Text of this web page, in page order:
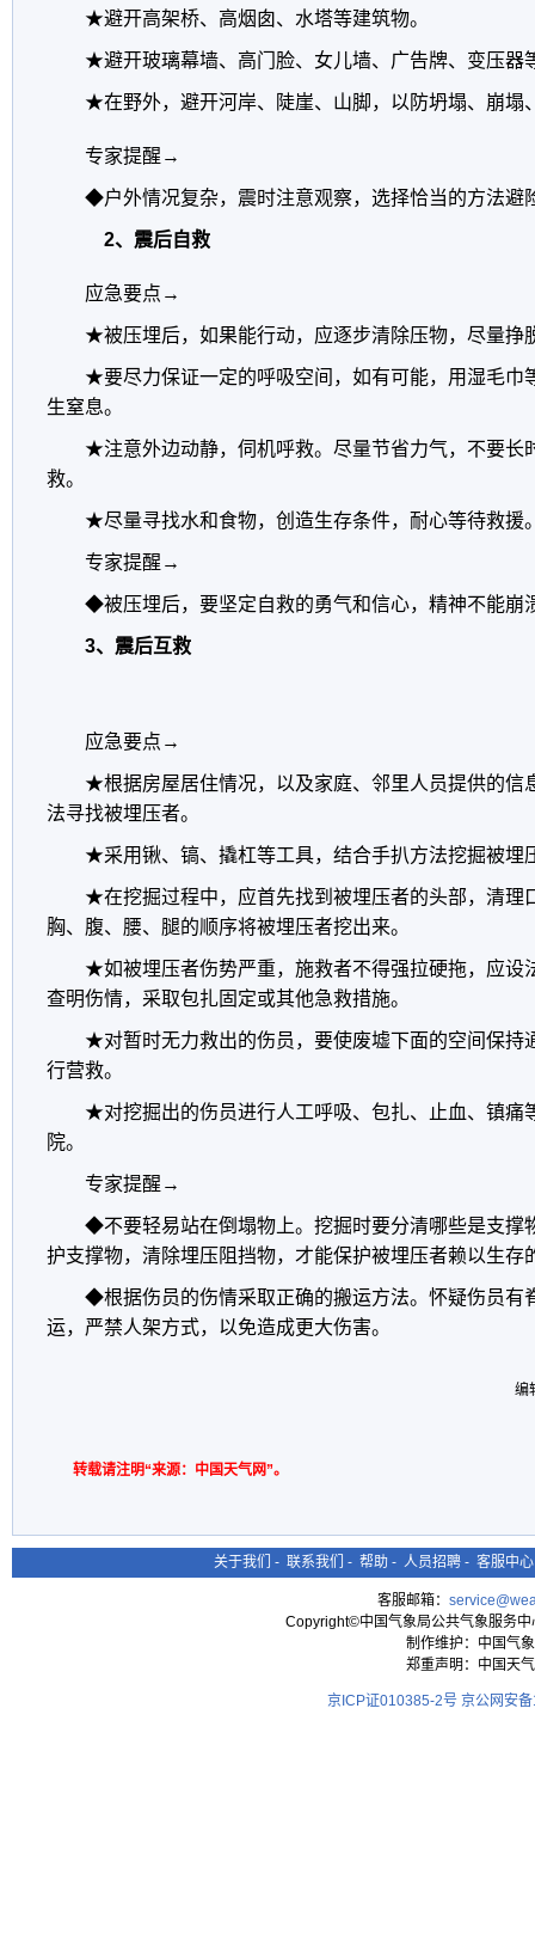
★避开高架桥、高烟囱、水塔等建筑物。
★避开玻璃幕墙、高门脸、女儿墙、广告牌、变压器
★在野外，避开河岸、陡崖、山脚，以防坍塌、崩塌
专家提醒→
◆户外情况复杂，震时注意观察，选择恰当的方法避
2、震后自救
应急要点→
★被压埋后，如果能行动，应逐步清除压物，尽量挣
★要尽力保证一定的呼吸空间，如有可能，用湿毛巾
生窒息。
★注意外边动静，伺机呼救。尽量节省力气，不要长
救。
★尽量寻找水和食物，创造生存条件，耐心等待救援
专家提醒→
◆被压埋后，要坚定自救的勇气和信心，精神不能崩
3、震后互救
应急要点→
★根据房屋居住情况，以及家庭、邻里人员提供的信
法寻找被埋压者。
★采用锹、镐、撬杠等工具，结合手扒方法挖掘被埋
★在挖掘过程中，应首先找到被埋压者的头部，清理
胸、腹、腰、腿的顺序将被埋压者挖出来。
★如被埋压者伤势严重，施救者不得强拉硬拖，应设
查明伤情，采取包扎固定或其他急救措施。
★对暂时无力救出的伤员，要使废墟下面的空间保持
行营救。
★对挖掘出的伤员进行人工呼吸、包扎、止血、镇痛
院。
专家提醒→
◆不要轻易站在倒塌物上。挖掘时要分清哪些是支撑
护支撑物，清除埋压阻挡物，才能保护被埋压者赖以生存
◆根据伤员的伤情采取正确的搬运方法。怀疑伤员有
运，严禁人架方式，以免造成更大伤害。
编
转载请注明“来源：中国天气网”。
关于我们 - 联系我们 - 帮助 - 人员招聘 - 客服中心
客服邮箱：
Copyright©中国气象局公共气象服务
制作维护：中国气
郑重声明：中国天
京ICP证010385-2号 京公网安